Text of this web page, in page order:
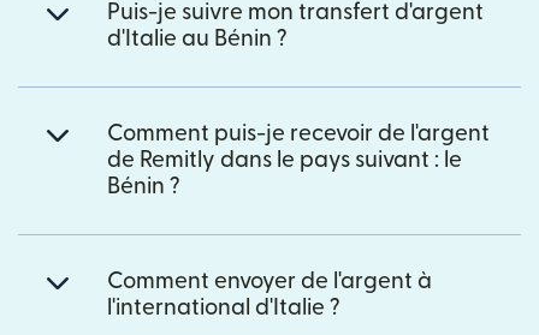
Puis-je suivre mon transfert d'argent
d'Italie au Bénin ?
Comment puis-je recevoir de l'argent
de Remitly dans le pays suivant : le
Bénin ?
Comment envoyer de l'argent à
l'international d'Italie ?